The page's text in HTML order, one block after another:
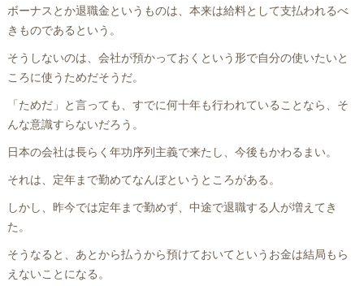
ボーナスとか退職金というものは、本来は給料として支払われるべ
きものであるという。
そうしないのは、会社が預かっておくという形で自分の使いたいと
ころに使うためだそうだ。
「ためだ」と言っても、すでに何十年も行われていることなら、そ
んな意識すらないだろう。
日本の会社は長らく年功序列主義で来たし、今後もかわるまい。
それは、定年まで勤めてなんぼというところがある。
しかし、昨今では定年まで勤めず、中途で退職する人が増えてき
た。
そうなると、あとから払うから預けておいてというお金は結局もら
えないことになる。